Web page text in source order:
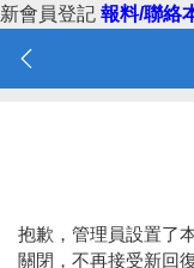
新會員登記 報料/聯絡
抱歉，管理員設置了
關閉，不再接受新回